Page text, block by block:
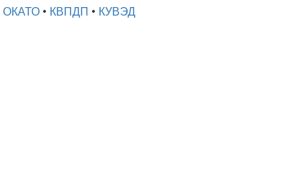
ОКАТО• КВПДП • КУВЭД